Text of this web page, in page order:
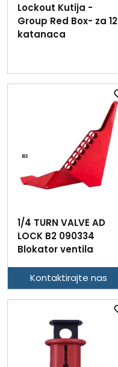
Lockout Kutija -
Group Red Box- za 12
katanaca
1/4 TURN VALVE AD
LOCK B2 090334
Blokator ventila
Kontaktirajte nas